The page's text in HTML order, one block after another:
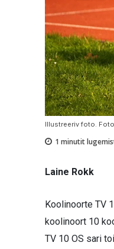
Illustreeriv foto.
1 minutit
Laine Rokk
Koolinoorte TV
koolinoort 10
TV 10 OS sari